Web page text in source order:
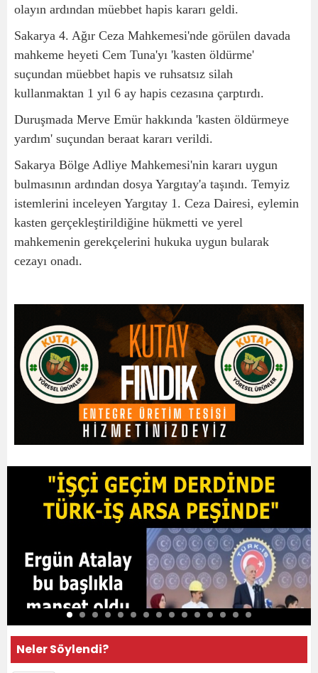
olayın ardından müebbet hapis kararı geldi.
Sakarya 4. Ağır Ceza Mahkemesi'nde görülen davada
mahkeme heyeti Cem Tuna'yı 'kasten öldürme'
suçundan müebbet hapis ve ruhsatsız silah
kullanmaktan 1 yıl 6 ay hapis cezasına çarptırdı.
Duruşmada Merve Emür hakkında 'kasten öldürmeye
yardım' suçundan beraat kararı verildi.
Sakarya Bölge Adliye Mahkemesi'nin kararı uygun
bulmasının ardından dosya Yargıtay'a taşındı. Temyiz
istemlerini inceleyen Yargıtay 1. Ceza Dairesi, eylemin
kasten gerçekleştirildiğine hükmetti ve yerel
mahkemenin gerekçelerini hukuka uygun bularak
cezayı onadı.
Neler Söylendi?